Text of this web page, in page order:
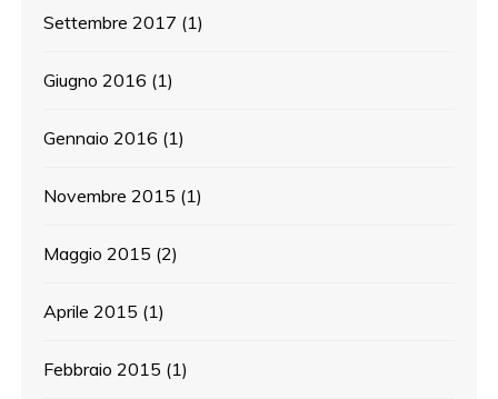
Settembre 2017 (1)
Giugno 2016 (1)
Gennaio 2016 (1)
Novembre 2015 (1)
Maggio 2015 (2)
Aprile 2015 (1)
Febbraio 2015 (1)